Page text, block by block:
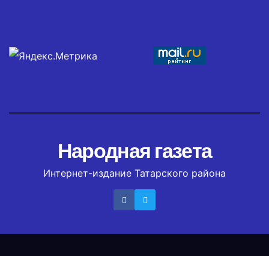
Народная газета
Интернет-издание Татарского района